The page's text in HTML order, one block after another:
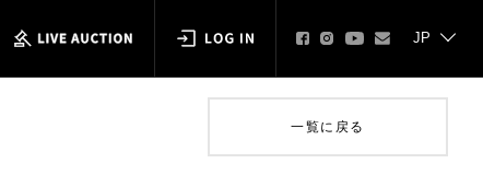
一覧に戻る